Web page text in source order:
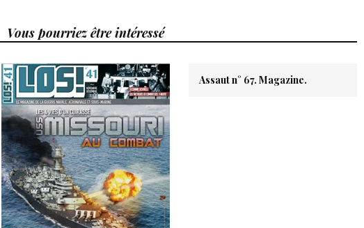
Vous pourriez être intéressé
Assaut n° 67. Magazine.